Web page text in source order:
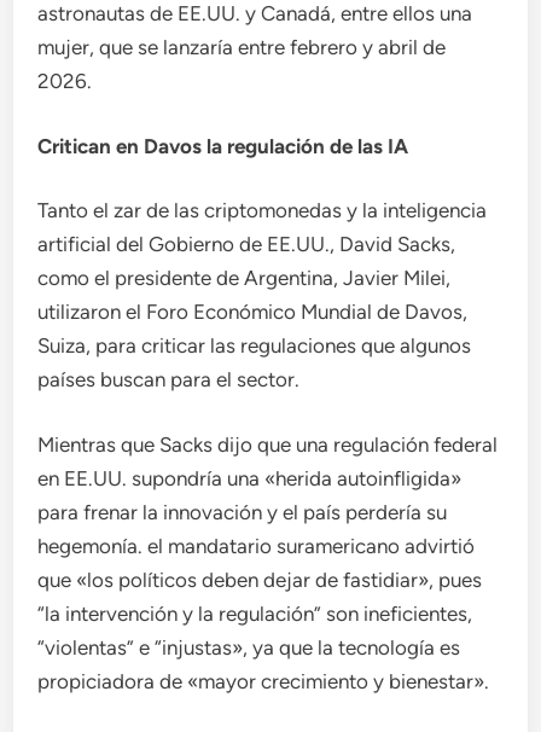
astronautas de EE.UU. y Canadá, entre ellos una
mujer, que se lanzaría entre febrero y abril de
2026.
Critican en Davos la regulación de las IA
Tanto el zar de las criptomonedas y la inteligencia
artificial del Gobierno de EE.UU., David Sacks,
como el presidente de Argentina, Javier Milei,
utilizaron el Foro Económico Mundial de Davos,
Suiza, para criticar las regulaciones que algunos
países buscan para el sector.
Mientras que Sacks dijo que una regulación federal
en EE.UU. supondría una «herida autoinfligida»
para frenar la innovación y el país perdería su
hegemonía. el mandatario suramericano advirtió
que «los políticos deben dejar de fastidiar», pues
“la intervención y la regulación” son ineficientes,
“violentas” e “injustas», ya que la tecnología es
propiciadora de «mayor crecimiento y bienestar».